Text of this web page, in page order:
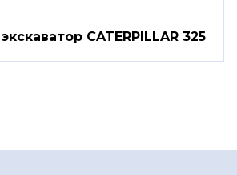
CATERPILLAR 325